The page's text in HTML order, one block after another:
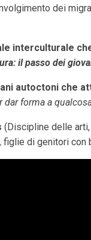
dei
interculturale
il passo dei
autoctoni
forma a
(Discipline delle
di genitori con